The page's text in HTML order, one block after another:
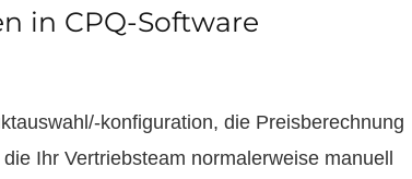
in CPQ-Software
konfiguration, die Preisberechnung
Ihr Vertriebsteam normalerweise manuell